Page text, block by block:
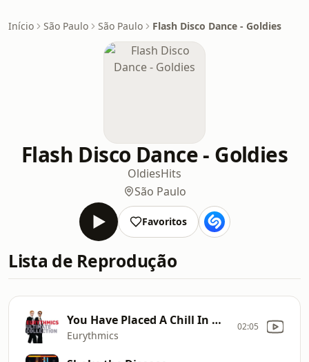
Início São Paulo São Paulo Flash Disco Dance - Goldies
Flash Disco Dance - Goldies
OldiesHits
São Paulo
Favoritos
Lista de Reprodução
You Have Placed A Chill In My Heart
Eurythmics
02:05